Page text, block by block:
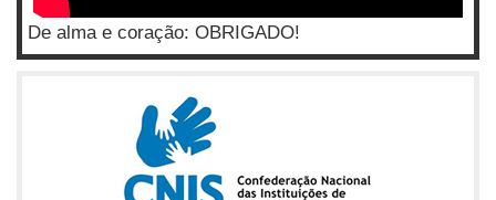
De alma e coração: OBRIGADO!